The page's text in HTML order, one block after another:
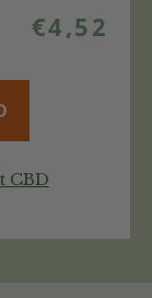
€4,52
CBD